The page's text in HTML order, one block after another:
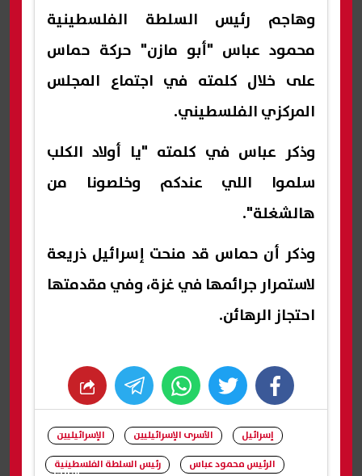
وهاجم رئيس السلطة الفلسطينية
محمود عباس "أبو مازن" حركة حماس
على خلال كلمته في اجتماع المجلس
المركزي الفلسطيني.
وذكر عباس في كلمته "يا أولاد الكلب
سلموا اللي عندكم وخلصونا من
هالشغلة".
وذكر أن حماس قد منحت إسرائيل ذريعة
لاستمرار جرائمها في غزة، وفي مقدمتها
احتجاز الرهائن.
facebook
twitter
whats
إسرائيل الأسرى الإسرائيليين
الإسرائيليين
الرئيس محمود عباس
رئيس السلطة الفلسطينية